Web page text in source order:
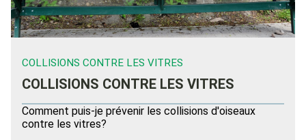
COLLISIONS CONTRE LES VITRES
COLLISIONS CONTRE LES VITRES
Comment puis-je prévenir les collisions d'oiseaux
contre les vitres?